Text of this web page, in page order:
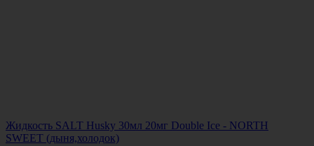
Жидкость SALT Husky 30мл 20мг Double Ice - NORTH
SWEET (дыня,холодок)